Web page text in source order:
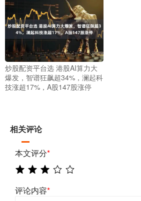
炒股配资平台选 港股AI算力大
爆发，智谱狂飙超34%，澜起科
技涨超17%，A股147股涨停
相关评论
本文评分*
评论内容*